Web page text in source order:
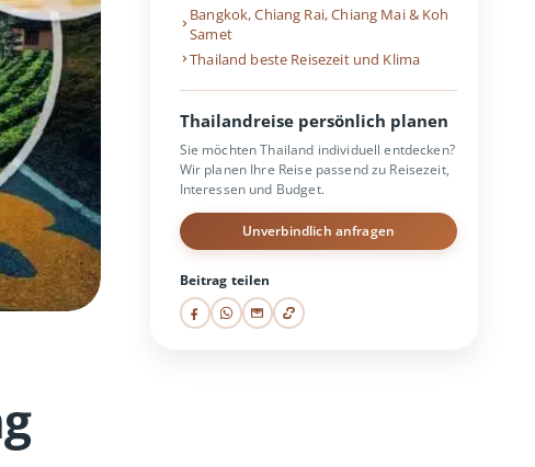
Bangkok, Chiang Rai, Chiang Mai & Koh
Samet
Thailand beste Reisezeit und Klima
Thailandreise persönlich planen
Sie möchten Thailand individuell entdecken?
Wir planen Ihre Reise passend zu Reisezeit,
Interessen und Budget.
Unverbindlich anfragen
Beitrag teilen